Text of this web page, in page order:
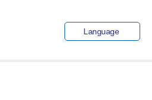
Language